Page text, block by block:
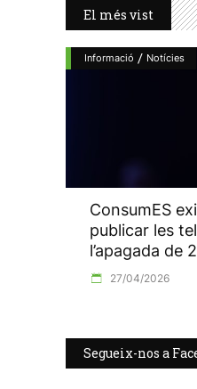
El més vist
Informació / Notícies
ConsumES
publicar les
l’apagada de
27/04/2026
Segueix-nos a